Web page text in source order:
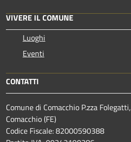
VIVERE IL COMUNE
Luoghi
Eventi
CONTATTI
Comune di Comacchio P.zza
Comacchio (FE)
Codice Fiscale: 82000590388